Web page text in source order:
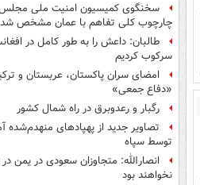
سخنگوی کمیسیون امنیت ملی
چارچوب کلی تفاهم با عمان مشخص
طالبان: داعش را به طور کامل در
سرکوب کردیم
امضای سران پاکستان، عربستان و
«دفاع جمعی»
رگبار و رعدوبرق در راه شمال کشور
تصاویر جدید از پهپادهای منهدم‌شده
توسط سپاه
انصارالله: متجاوزان سعودی در یمن در
نخواهند بود